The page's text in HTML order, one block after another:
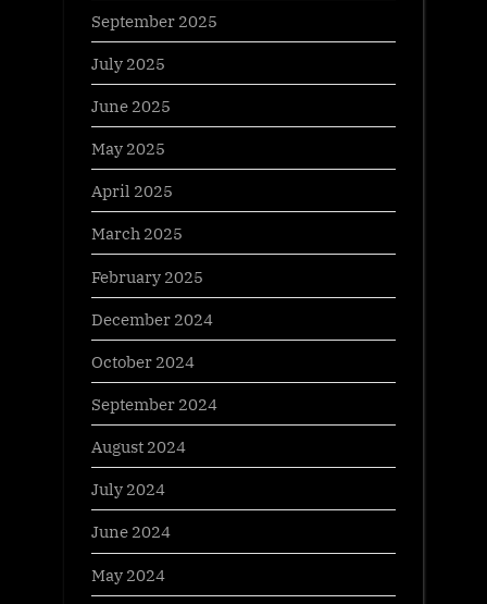
September 2025
July 2025
June 2025
May 2025
April 2025
March 2025
February 2025
December 2024
October 2024
September 2024
August 2024
July 2024
June 2024
May 2024